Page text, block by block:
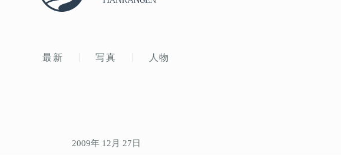
最新 写真 人物
2009年 12月 27日